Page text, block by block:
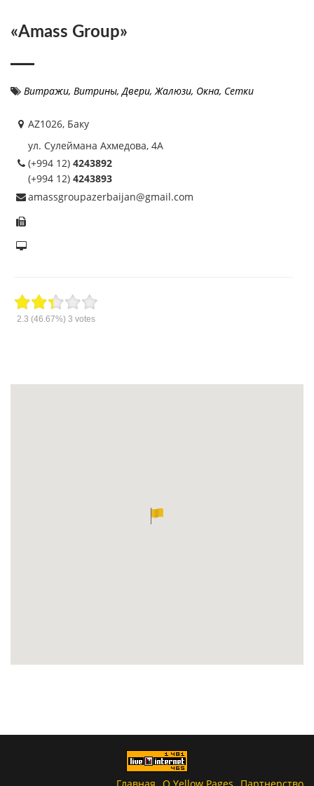
«Amass Group»
Витражи, Витрины, Двери, Жалюзи, Окна, Сетки
AZ1026, Баку
ул. Сулеймана Ахмедова, 4A
(+994 12) 4243892
(+994 12) 4243893
amassgroupazerbaijan@gmail.com
2.3 (46.67%) 3 votes